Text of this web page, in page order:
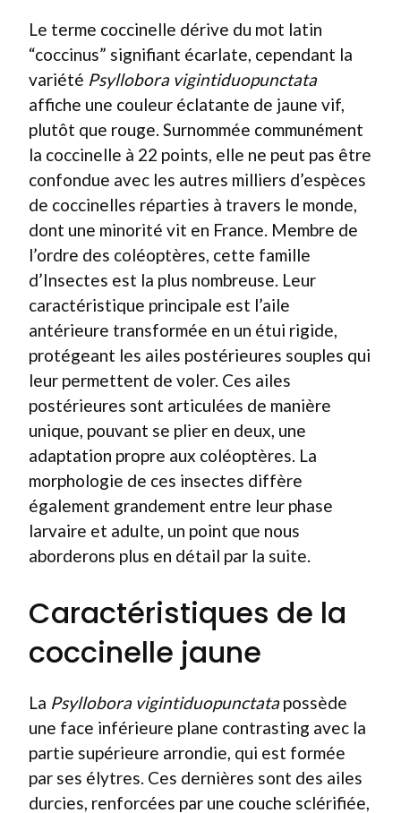
Le terme coccinelle dérive du mot latin
“coccinus” signifiant écarlate, cependant la
variété Psyllobora vigintiduopunctata
affiche une couleur éclatante de jaune vif,
plutôt que rouge. Surnommée communément
la coccinelle à 22 points, elle ne peut pas être
confondue avec les autres milliers d’espèces
de coccinelles réparties à travers le monde,
dont une minorité vit en France. Membre de
l’ordre des coléoptères, cette famille
d’Insectes est la plus nombreuse. Leur
caractéristique principale est l’aile
antérieure transformée en un étui rigide,
protégeant les ailes postérieures souples qui
leur permettent de voler. Ces ailes
postérieures sont articulées de manière
unique, pouvant se plier en deux, une
adaptation propre aux coléoptères. La
morphologie de ces insectes diffère
également grandement entre leur phase
larvaire et adulte, un point que nous
aborderons plus en détail par la suite.
Caractéristiques de la
coccinelle jaune
La Psyllobora vigintiduopunctatapossède
une face inférieure plane contrasting avec la
partie supérieure arrondie, qui est formée
par ses élytres. Ces dernières sont des ailes
durcies, renforcées par une couche sclérifiée,